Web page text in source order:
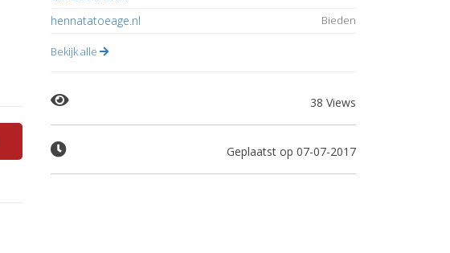
hennatatoeage.nl Bieden
Bekijk alle
38 Views
Geplaatst op 07-07-2017